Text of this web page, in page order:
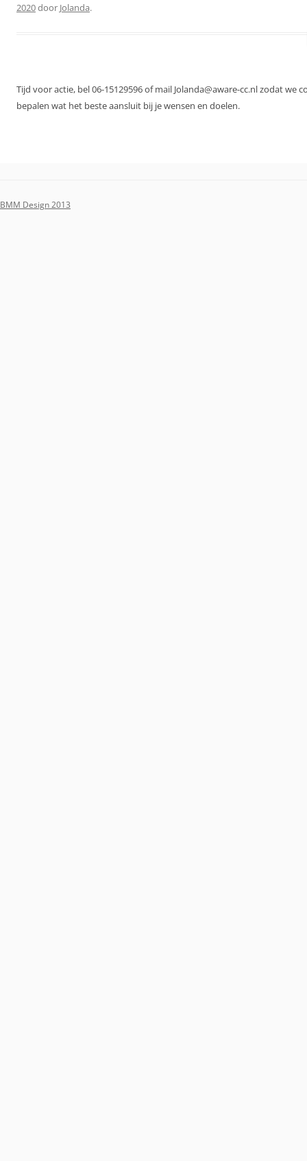
2020door Jolanda.
Tijd voor actie, bel 06-15129596 of mail Jolanda@aware-cc.nl zodat we
bepalen wat het beste aansluit bij je wensen en doelen.
BMM Design 2013